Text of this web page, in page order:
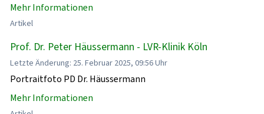
Mehr Informationen
Artikel
Prof. Dr. Peter Häussermann - LVR-Klinik Köln
Letzte Änderung: 25. Februar 2025, 09:56 Uhr
Portraitfoto PD Dr. Häussermann
Mehr Informationen